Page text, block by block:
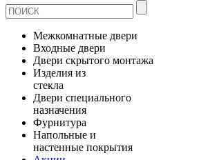
Межкомнатные двери
ШПОНИРОВАНЫЕ
ЭКОШПОН
ЭМАЛЬ
ИЗ МАССИВА СОСНЫ
Входные двери
МЕТАЛЛИЧЕСКИЕ ДВЕРИ
В КВАРТИРУ
ДЛЯ ДОМА
Двери скрытого монтажа
СТЕКЛЯННЫЕ
ЗЕРКАЛЬНЫЕ
КЕРАМОГРАНИТ
Изделия из
стекла
ДВЕРИ
ДУШЕВЫЕ КАБИНЫ И ПЕРЕГОРОДКИ
Двери специального
назначения
ПРОТИВОПОЖАРНЫЕ
Фурнитура
ДВЕРНЫЕ РУЧКИ
Напольные и
настенные покрытия